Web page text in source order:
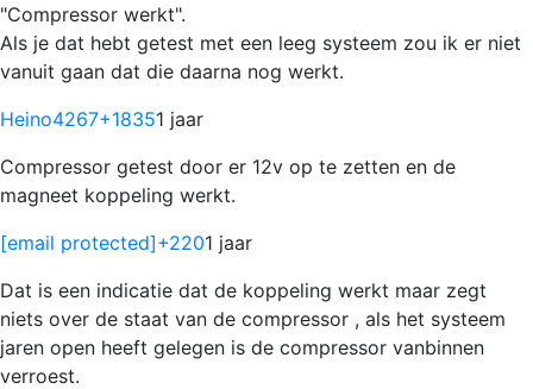
"Compressor werkt".
Als je dat hebt getest met een leeg systeem zou ik er niet
vanuit gaan dat die daarna nog werkt.
Heino4267+18351 jaar
Compressor getest door er 12v op te zetten en de
magneet koppeling werkt.
[email protected]+2201 jaar
Dat is een indicatie dat de koppeling werkt maar zegt
niets over de staat van de compressor , als het systeem
jaren open heeft gelegen is de compressor vanbinnen
verroest.